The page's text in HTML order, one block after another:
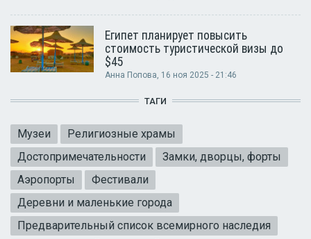
Египет планирует повысить
стоимость туристической визы до
$45
Анна Попова, 16 ноя 2025 - 21:46
ТАГИ
Музеи
Религиозные храмы
Достопримечательности
Замки, дворцы, форты
Аэропорты
Фестивали
Деревни и маленькие города
Предварительный список всемирного наследия